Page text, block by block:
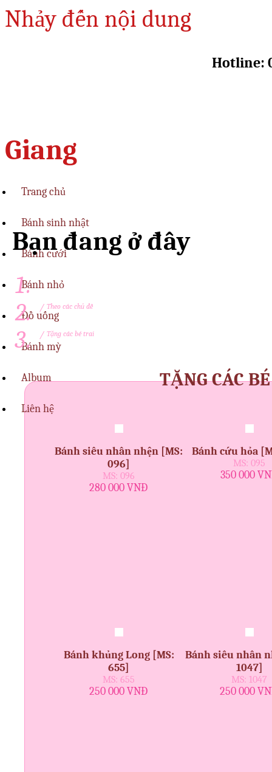
Nhảy đến nội dung
Hotline:
Giang
Trang chủ
Bánh sinh nhật
Bánh cưới
Bánh nhỏ
Đồ uống
Bánh mỳ
Album
Liên hệ
Bạn đang ở đây
/ Theo các chủ đề
/ Tặng các bé trai
TẶNG CÁC
Bánh siêu nhân nhện [MS:
096]
MS: 096
280 000 VNĐ
Bánh cứu hỏa
MS: 095
350 000
Bánh khủng Long [MS:
655]
MS: 655
250 000 VNĐ
Bánh siêu nhân
1047]
MS: 1047
250 000